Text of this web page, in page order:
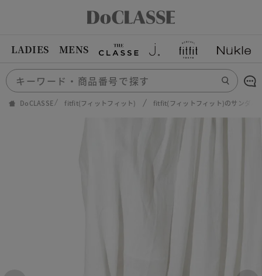
LADIES MENS
DoCLASSE fitfit(フィットフィット) fitfit(フィットフィット)のサンダル